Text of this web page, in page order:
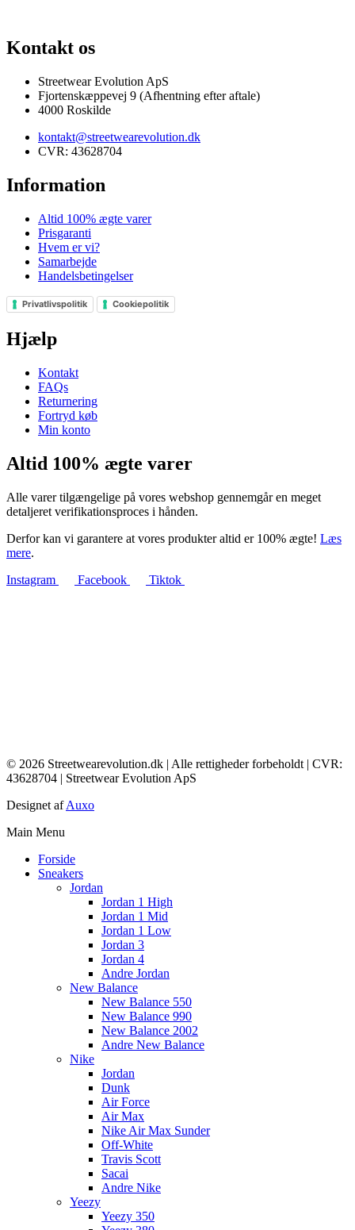
Kontakt os
Streetwear Evolution ApS
Fjortenskæppevej 9 (Afhentning efter aftale)
4000 Roskilde
kontakt@streetwearevolution.dk
CVR: 43628704
Information
Altid 100% ægte varer
Prisgaranti
Hvem er vi?
Samarbejde
Handelsbetingelser
Privatlivspolitik Cookiepolitik
Hjælp
Kontakt
FAQs
Returnering
Fortryd køb
Min konto
Altid 100% ægte varer
Alle varer tilgængelige på vores webshop gennemgår en meget
detaljeret verifikationsproces i hånden.
Derfor kan vi garantere at vores produkter altid er 100% ægte! Læs
mere.
Instagram
Facebook Tiktok
© 2026 Streetwearevolution.dk | Alle rettigheder forbeholdt | CVR:
43628704 | Streetwear Evolution ApS
Designet afAuxo
Main Menu
Forside
Sneakers
Jordan
Jordan 1 High
Jordan 1 Mid
Jordan 1 Low
Jordan 3
Jordan 4
Andre Jordan
New Balance
New Balance 550
New Balance 990
New Balance 2002
Andre New Balance
Nike
Jordan
Dunk
Air Force
Air Max
Nike Air Max Sunder
Off-White
Travis Scott
Sacai
Andre Nike
Yeezy
Yeezy 350